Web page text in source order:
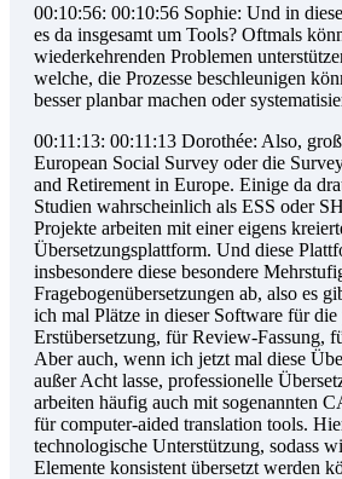
00:10:56: 00:10:56 Sophie: Und in
es da insgesamt um Tools? Oftmals
wiederkehrenden Problemen
welche, die Prozesse beschleunigen
besser planbar machen oder
00:11:13: 00:11:13 Dorothée: Also,
European Social Survey oder die
and Retirement in Europe. Einige da
Studien wahrscheinlich als ESS oder
Projekte arbeiten mit einer eigens
Übersetzungsplattform. Und diese
insbesondere diese besondere
Fragebogenübersetzungen ab, also es
ich mal Plätze in dieser Software für die
Erstübersetzung, für Review-Fassung,
Aber auch, wenn ich jetzt mal diese
außer Acht lasse, professionelle
arbeiten häufig auch mit sogenannten
für computer-aided translation tools.
technologische Unterstützung, sodass
Elemente konsistent übersetzt werden